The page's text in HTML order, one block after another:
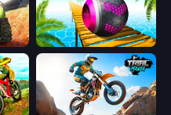
Rolling Balls Sea Race